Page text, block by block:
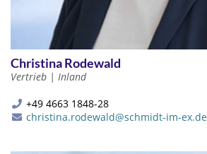
Christina Rodewald
Vertrieb | Inland
+49 4663 1848-28
christina.rodewald@schmidt-im-ex.de